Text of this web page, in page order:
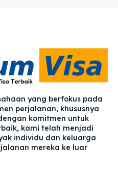
yang berfokus pada
perjalanan, khususnya
komitmen untuk
kami telah menjadi
individu dan keluarga
mereka ke luar